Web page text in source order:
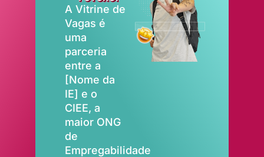
A Vitrine de
Vagas é
uma
parceria
entre a
[Nome da
IE] e o
CIEE, a
maior ONG
de
Empregabilidade